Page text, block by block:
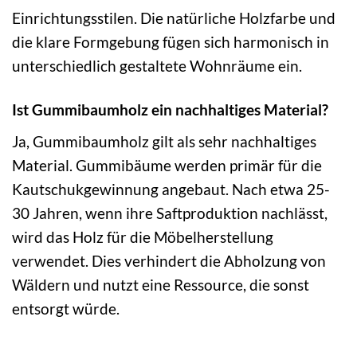
Einrichtungsstilen. Die natürliche Holzfarbe und
die klare Formgebung fügen sich harmonisch in
unterschiedlich gestaltete Wohnräume ein.
Ist Gummibaumholz ein nachhaltiges Material?
Ja, Gummibaumholz gilt als sehr nachhaltiges
Material. Gummibäume werden primär für die
Kautschukgewinnung angebaut. Nach etwa 25-
30 Jahren, wenn ihre Saftproduktion nachlässt,
wird das Holz für die Möbelherstellung
verwendet. Dies verhindert die Abholzung von
Wäldern und nutzt eine Ressource, die sonst
entsorgt würde.